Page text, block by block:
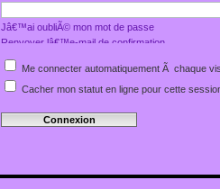
Jâ€™ai oubliÃ© mon mot de passe
Renvoyer lâ€™e-mail de confirmation
Me connecter automatiquement Ã chaque
Cacher mon statut en ligne pour cette